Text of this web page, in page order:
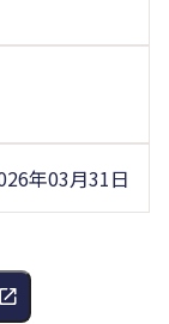
年03月31日